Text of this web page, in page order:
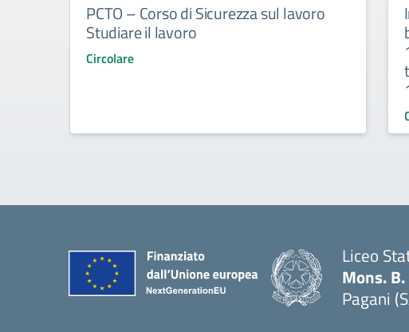
PCTO – Corso di Sicurezza sul lavoro
Studiare il lavoro
Circolare
Liceo
Mons.
Pagani